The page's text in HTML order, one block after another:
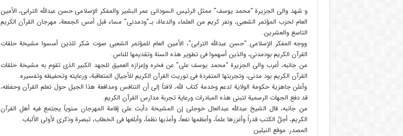
و شهد والی الجزیرة “محمد یوسف” ممثل الرئیس السودانی عمر البشیر والمفکر الإسلامی حسن عبدالله الترابی، الأمین
العام لحزب المؤتمر الشعبی، ونفر کریم من العلماء والدعاة، بـ”ودمدنی” مساء قبل أمس الجمعة، مهرجان القرآن الکریم
التاسع والعشرین.
ووجه المفکر الإسلامی “حسن عبدالله الترابی”، الأمین العام للمؤتمر الشعبی صوت شکر للذین أسسوا مشیخة حلقات
القرآن الکریم بودمدنی، والذین أسهموا فی تطویر هذه السنة وتقدیمها للناس.
من جانبه، أعرب والی الجزیرة “محمد یوسف علی” عن فخره وإعزازه العمیق للجهد الکبیر الذی تقوم به مشیخة حلقات
القرآن الکریم بود مدنی، وتجربتها المتفردة فی توریث القرآن الکریم للأجیال المتعاقبة، ورعایته وتحفیظه وتفسیره.
وأعلن جاهزیة حکومة الولایة لدعم وخدمة کتاب الله، لافتاً إلى أن التنافس ومدافعة هذا الجیل حول تعلم القرآن وحفظه،
قد دفع الجهات الرسمیة لتبنی هذه المبادرات ورعایة تجربة مدارس القرآن الکریم.
من جانبه، قال الشیخ عبدالله عبدالعال خوجلی إن المشیخة دأبت على إقامة المهرجان سنویاً یجتمع فیه أهل القرآن
الکریم، أجلَّ الکتب قدراً وأغزرها علماً، وأعظمها نفعاً، وأعذبها نظماً، وأبلغها فی الخطاب، تبصرة وذکرى لأولی الألباب.
المصدر: موقع النیلین